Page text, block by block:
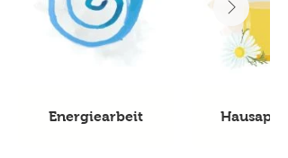
Energiearbeit